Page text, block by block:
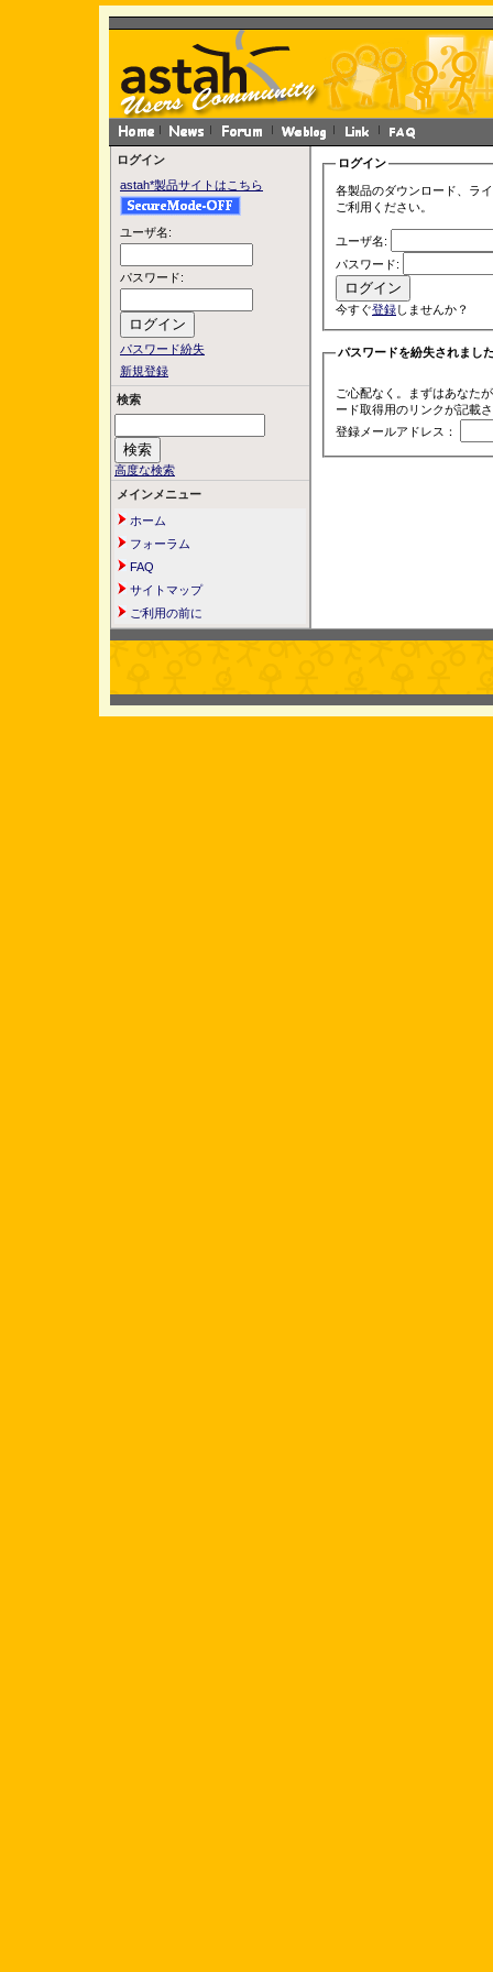
ログイン
astah*製品サイトはこちら
ユーザ名:
パスワード:
パスワード紛失
新規登録
検索
高度な検索
メインメニュー
ホーム
フォーラム
FAQ
サイトマップ
ご利用の前に
ログイン
各製品のダウンロード、ラ
ご利用ください。
ユーザ名:
パスワード:
今すぐ登録しませんか？
パスワードを紛失されまし
ご心配なく。まずはあなた
ード取得用のリンクが記載
登録メールアドレス：